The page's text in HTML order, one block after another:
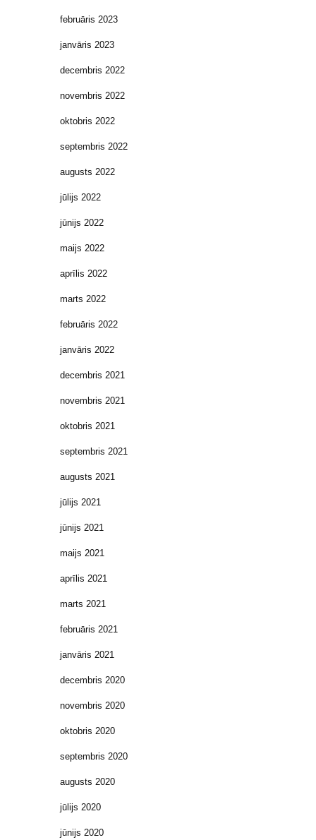
februāris 2023
janvāris 2023
decembris 2022
novembris 2022
oktobris 2022
septembris 2022
augusts 2022
jūlijs 2022
jūnijs 2022
maijs 2022
aprīlis 2022
marts 2022
februāris 2022
janvāris 2022
decembris 2021
novembris 2021
oktobris 2021
septembris 2021
augusts 2021
jūlijs 2021
jūnijs 2021
maijs 2021
aprīlis 2021
marts 2021
februāris 2021
janvāris 2021
decembris 2020
novembris 2020
oktobris 2020
septembris 2020
augusts 2020
jūlijs 2020
jūnijs 2020